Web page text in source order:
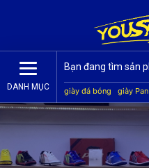
DANH MỤC giày đá bóng giày Pan
Jogarbola
giày Mitre